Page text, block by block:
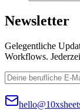
Newsletter
Gelegentliche
Workflows.